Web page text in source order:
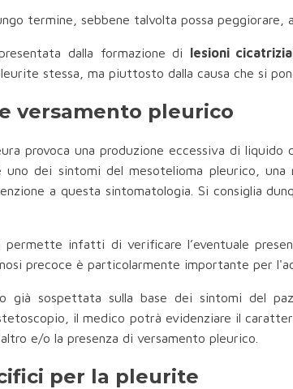
termine, sebbene talvolta possa peggiorare,
dalla formazione di lesioni
stessa, ma piuttosto dalla causa che si
versamento pleurico
provoca una produzione eccessiva di
uno dei sintomi del mesotelioma pleurico,
a questa sintomatologia. Si consiglia
permette infatti di verificare l’eventuale
precoce è particolarmente importante per
sospettata sulla base dei sintomi del
il medico potrà evidenziare il
e/o la presenza di versamento pleurico.
per la pleurite